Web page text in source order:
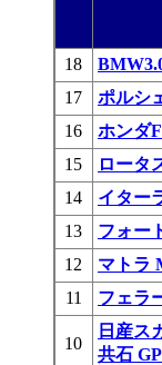
18
17
ポルシ
16
ホンダ
15
ロータ
14
イター
13
フォー
12
マトラ
11
フェラ
10
日産ス
共石